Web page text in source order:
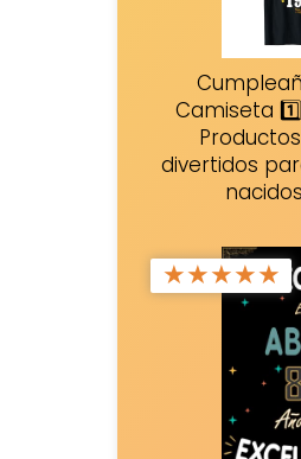
Camiseta
divertidos
★★★★★